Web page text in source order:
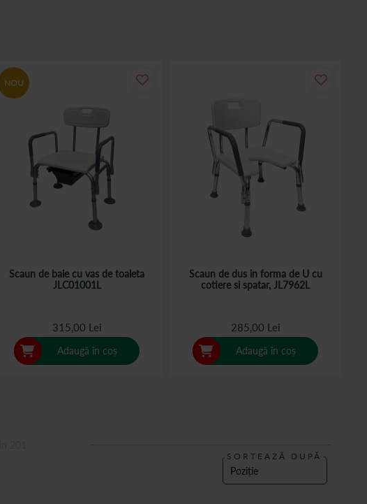
oferind o experienta de cumparaturi usoara si convenabila. In plus, iti livram
NOU
Scaun de baie cu vas de toaleta
JLC01001L
315,00 Lei
Adaugă în coș
Scaun de dus in forma de U cu
cotiere si spatar, JL7962L
285,00 Lei
Adaugă în coș
SORTEAZĂ DUPĂ